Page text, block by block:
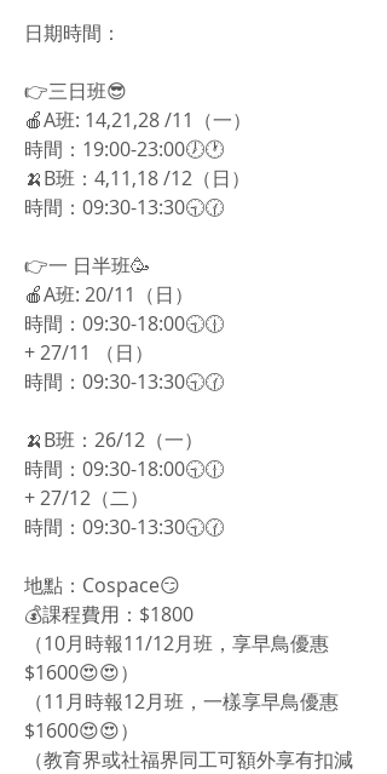
日期時間：
👉三日班😎
🍎A班: 14,21,28 /11（一）
時間：19:00-23:00🕖🕐
🍌B班：4,11,18 /12（日）
時間：09:30-13:30🕤🕜
👉一 日半班🥳
🍎A班: 20/11（日）
時間：09:30-18:00🕤🕧
+ 27/11 （日）
時間：09:30-13:30🕤🕜
🍌B班：26/12（一）
時間：09:30-18:00🕤🕧
+ 27/12（二）
時間：09:30-13:30🕤🕜
地點：Cospace😏
💰課程費用：$1800
（10月時報11/12月班，享早鳥優惠
$1600😍😍）
（11月時報12月班，一樣享早鳥優惠
$1600😍😍）
（教育界或社福界同工可額外享有扣減